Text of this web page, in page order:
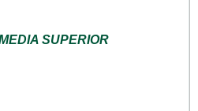
SUPERIOR